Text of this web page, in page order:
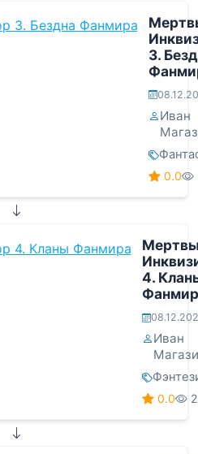
3.
Иван
0.0
4.
Иван
0.0